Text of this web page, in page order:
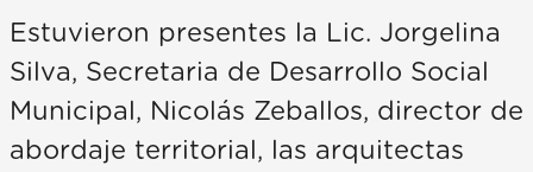
Estuvieron presentes la Lic. Jorgelina
Silva, Secretaria de Desarrollo Social
Municipal, Nicolás Zeballos, director de
abordaje territorial, las arquitectas